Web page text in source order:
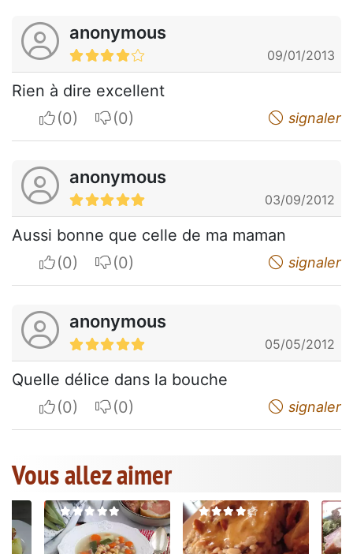
anonymous
09/01/2013
Rien à dire excellent
I apreciateI do not appreciate signaler
anonymous
03/09/2012
Aussi bonne que celle de ma maman
I apreciateI do not appreciate signaler
anonymous
05/05/2012
Quelle délice dans la bouche
I apreciateI do not appreciate signaler
Vous allez aimer